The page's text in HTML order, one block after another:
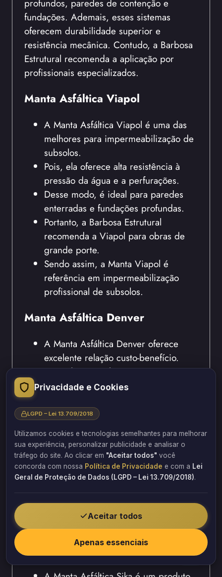
profundos, paredes de contenção e
fundações. Ademais, esses sistemas
oferecem durabilidade superior e
resistência mecânica. Contudo, a Barbosa
Estrutural recomenda a aplicação por
profissionais especializados.
Manta Asfáltica Viapol
A Manta Asfáltica Viapol é uma das
melhores para impermeabilização de
subsolos.
Pois, ela oferece alta resistência à
pressão da água e a perfurações.
Desse modo, é ideal para paredes
enterradas e fundações profundas.
Portanto, a Barbosa Estrutural
recomenda a Viapol para obras de
grande porte.
Sendo assim, a Manta Viapol é
referência em impermeabilização
profissional de subsolos.
Manta Asfáltica Denver
A Manta Asfáltica Denver oferece
excelente relação custo-benefício.
Pois, ela possui boa resistência
mecânica e durabilidade
Desse modo, é indicada para obras
porte.
Contudo, a Barbosa Estrutural
recomenda este produto para
reformas de subsolos.
Portanto, a Manta Denver é uma
opção acessível para
Manta Asfáltica Sika
Privacidade e Cookies
LGPD – Lei 13.709/2018
Utilizamos cookies e tecnologias semelhantes para melhorar
sua experiência, personalizar publicidade e analisar o
tráfego do site. Ao clicar em "Aceitar todos" você
concorda com nossa Política de Privacidade e com a Lei
Geral de Proteção de Dados (LGPD – Lei 13.709/2018).
Aceitar todos
Apenas essenciais